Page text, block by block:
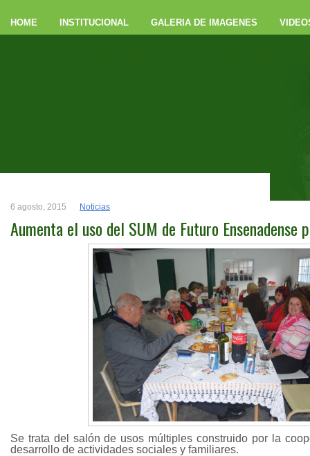
HOME INSTITUCIONAL GALERIA DE IMAGENES
6 agosto, 2015 Noticias
Aumenta el uso del SUM de Futuro Ensenadense
Se trata del salón de usos múltiples construido por la
desarrollo de actividades sociales y familiares.